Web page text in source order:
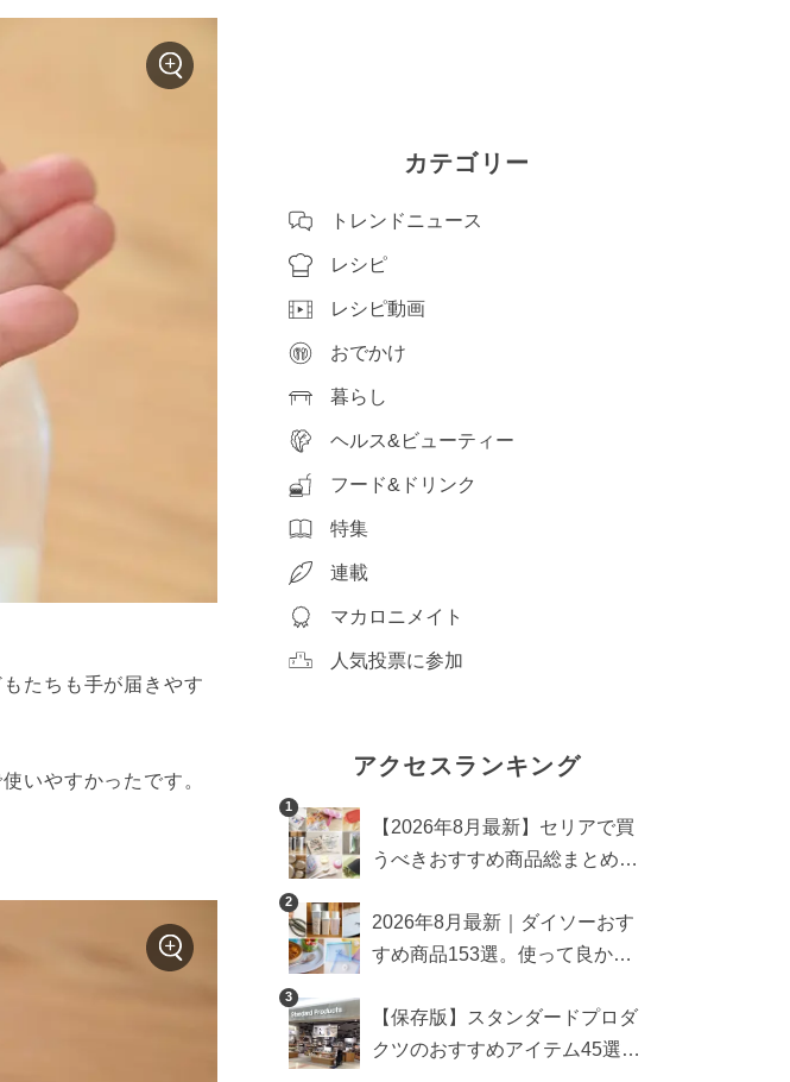
たちも手が届きやす
いやすかったです。
カテゴリー
トレンドニュース
レシピ
レシピ動画
おでかけ
暮らし
ヘルス&ビューティー
フード&ドリンク
特集
連載
マカロニメイト
人気投票に参加
アクセスランキング
1
【2026年8月最新】セリアで買
うべきおすすめ商品総まとめ。
2
2026年8月最新｜ダイソーおす
すめ商品153選。使って良かっ
3
【保存版】スタンダードプロダ
クツのおすすめアイテム45選。